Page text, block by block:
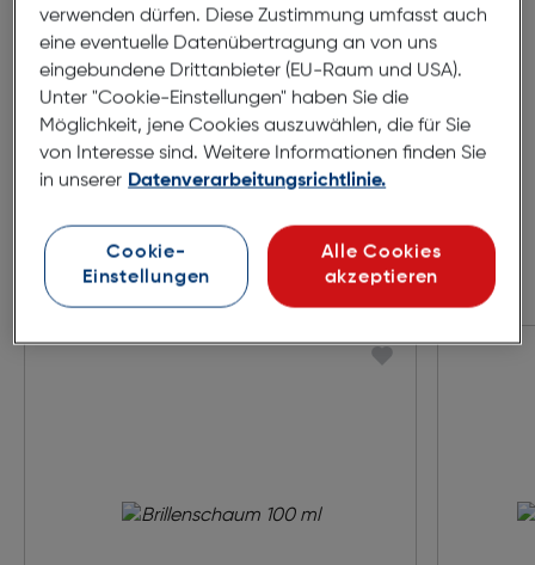
140mm
Zubehör
verwenden dürfen. Diese Zustimmung umfasst auch
eine eventuelle Datenübertragung an von uns
eingebundene Drittanbieter (EU-Raum und USA).
Unter "Cookie-Einstellungen" haben Sie die
Möglichkeit, jene Cookies auszuwählen, die für Sie
von Interesse sind. Weitere Informationen finden Sie
in unserer Datenverarbeitungsrichtlinie.
Cookie-
Einstellungen
Alle Cookies
akzeptieren